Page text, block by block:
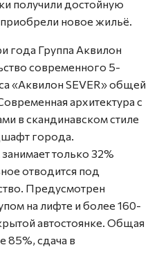
получили достойную
новое жильё.
года Группа Аквилон
современного 5-
«Аквилон SEVER» общей
архитектура с
в скандинавском стиле
города.
только 32%
отводится под
Предусмотрен
на лифте и более 160-
автостоянке. Общая
85%, сдача в